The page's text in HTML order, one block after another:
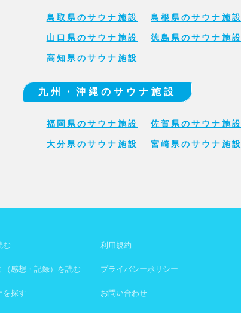
鳥取県のサウナ施設 島根県のサウナ施設
山口県のサウナ施設 徳島県のサウナ施設
高知県のサウナ施設
九州・沖縄のサウナ施設
福岡県のサウナ施設 佐賀県のサウナ施設
大分県のサウナ施設 宮崎県のサウナ施設
む
感想・記録）を読む
を探す
利用規約
プライバシーポリシー
お問い合わせ